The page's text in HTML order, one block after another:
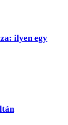
ilyen egy